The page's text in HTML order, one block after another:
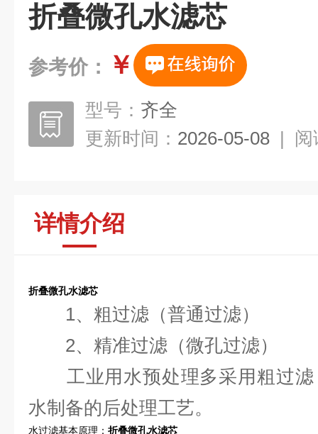
折叠微孔水滤芯
参考价： ￥
型号： 齐全
更新时间： 2026-05-08 | 阅
详情介绍
折叠微孔水滤芯
1、粗过滤（普通过滤）
2、精准过滤（微孔过滤）
工业用水预处理多采用粗过滤
水制备的后处理工艺。
水过滤基本原理： 折叠微孔水滤芯